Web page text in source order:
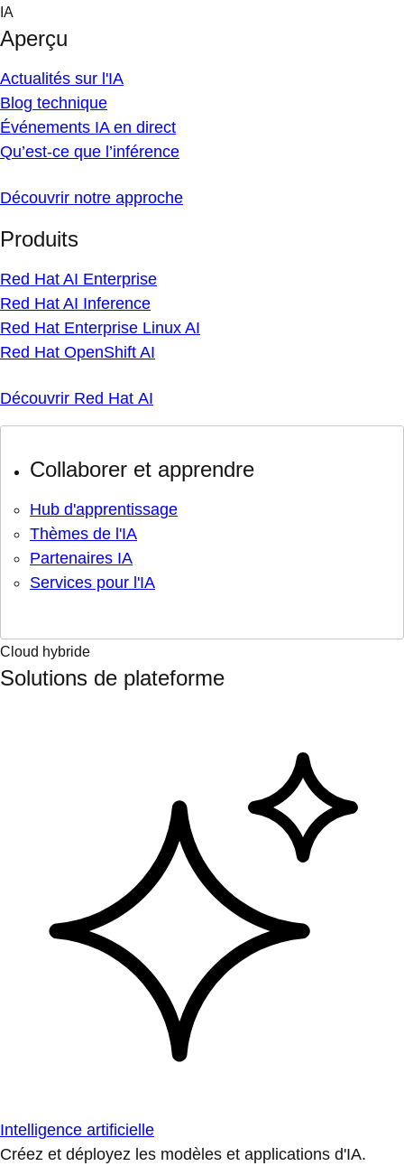
Skip
content
IA
Aperçu
Actualités sur l'IA
Blog technique
Événements IA en direct
Qu’est-ce que l’inférence
Découvrir notre approche
Produits
Red Hat AI Enterprise
Red Hat AI Inference
Red Hat Enterprise Linux AI
Red Hat OpenShift AI
Découvrir Red Hat AI
Collaborer et apprendre
Hub d'apprentissage
Thèmes de l'IA
Partenaires IA
Services pour l'IA
Cloud hybride
Solutions de plateforme
Intelligence artificielle
Créez et déployez les modèles et applications d'IA.